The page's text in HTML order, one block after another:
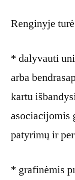
Renginyje
* dalyvauti
arba
kartu
asociacijomis
patyrimų ir
* grafinėmis